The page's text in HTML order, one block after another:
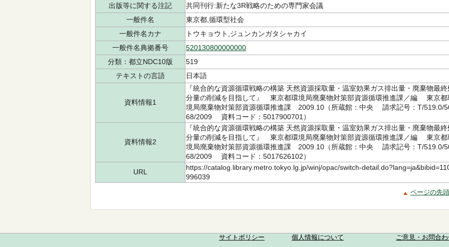
出版等に関する注記
共同刊行:新たな3R戦略のための専門家会議
一般件名
東京都,循環型社会
一般件名カナ
トウキョウト,ジュンカンガタシャカイ
一般件名典拠番号
520130800000000
分類：都立NDC10版
519
テキストの言語
日本語
資料情報1
『統合的な資源循環戦略の構築 天然資源採取量・温室効果ガス排出量・廃棄物最終
分量の削減を目指して』 東京都環境局廃棄物対策部資源循環推進課／編 東京都
境局廃棄物対策部資源循環推進課 2009.10（所蔵館：中央 請求記号：T/519.0/
68/2009 資料コード：5017900701）
資料情報2
『統合的な資源循環戦略の構築 天然資源採取量・温室効果ガス排出量・廃棄物最終
分量の削減を目指して』 東京都環境局廃棄物対策部資源循環推進課／編 東京都
境局廃棄物対策部資源循環推進課 2009.10（所蔵館：中央 請求記号：T/519.0/
68/2009 資料コード：5017626102）
URL
https://catalog.library.metro.tokyo.lg.jp/winj/opac/switch-
996039
ページの先
サイトポリシー 個人情報について ご意見・お問合